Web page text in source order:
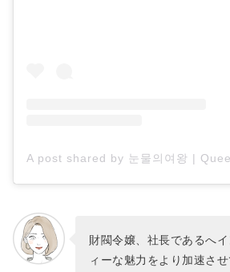
財閥令嬢、社長であるへ
ィーな魅力をより加速させ